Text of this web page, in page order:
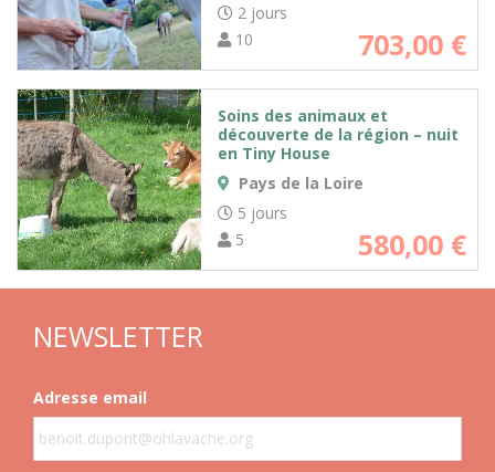
2 jours
10
703,00 €
Soins des animaux et
découverte de la région – nuit
en Tiny House
Pays de la Loire
5 jours
5
580,00 €
NEWSLETTER
Adresse email